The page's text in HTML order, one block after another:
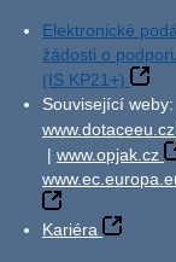
Elektronické
žádosti o
(IS KP21+)
Související weby:
www.dotaceeu.cz
| www.opjak.cz
Kariéra